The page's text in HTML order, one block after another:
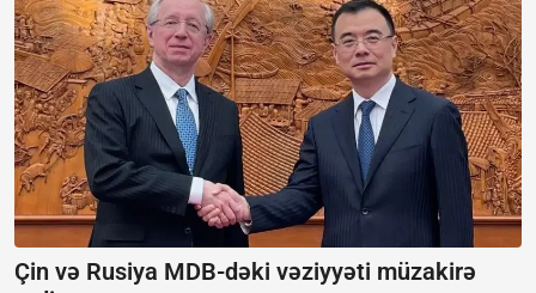
Çin və Rusiya MDB-dəki vəziyyəti müzakirə